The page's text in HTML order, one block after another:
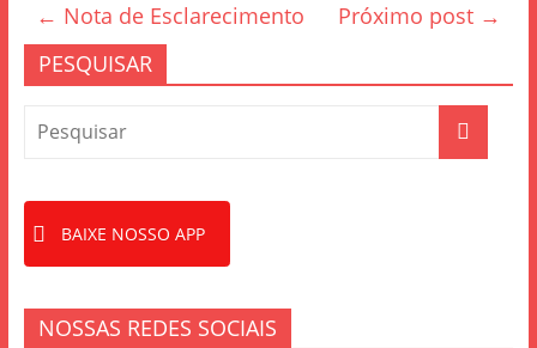
b
o
k
← Nota de Esclarecimento Próximo post →
PESQUISAR
BAIXE NOSSO APP
NOSSAS REDES SOCIAIS